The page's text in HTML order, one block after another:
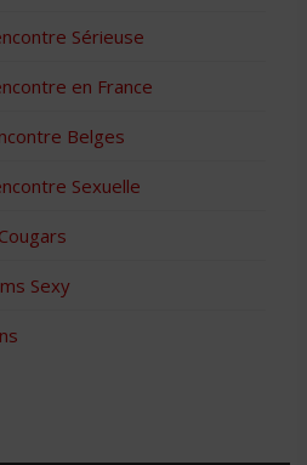
Sérieuse
en France
Belges
Sexuelle
Sexy